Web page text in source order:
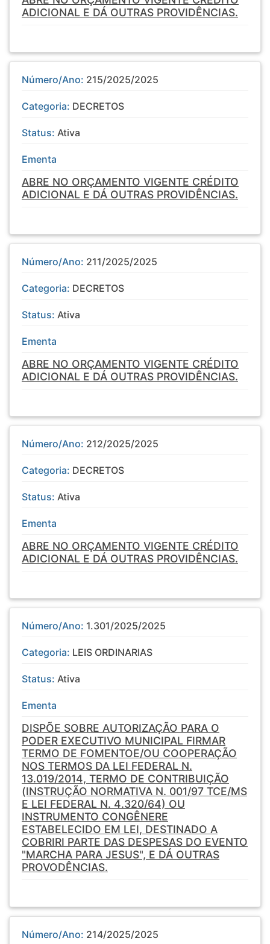
ADICIONAL E DÁ OUTRAS PROVIDÊNCIAS.
Número/Ano: 215/2025/2025
Categoria: DECRETOS
Status: Ativa
Ementa
ABRE NO ORÇAMENTO VIGENTE CRÉDITO
ADICIONAL E DÁ OUTRAS PROVIDÊNCIAS.
Número/Ano: 211/2025/2025
Categoria: DECRETOS
Status: Ativa
Ementa
ABRE NO ORÇAMENTO VIGENTE CRÉDITO
ADICIONAL E DÁ OUTRAS PROVIDÊNCIAS.
Número/Ano: 212/2025/2025
Categoria: DECRETOS
Status: Ativa
Ementa
ABRE NO ORÇAMENTO VIGENTE CRÉDITO
ADICIONAL E DÁ OUTRAS PROVIDÊNCIAS.
Número/Ano: 1.301/2025/2025
Categoria: LEIS ORDINARIAS
Status: Ativa
Ementa
DISPÕE SOBRE AUTORIZAÇÃO PARA O
PODER EXECUTIVO MUNICIPAL FIRMAR
TERMO DE FOMENTOE/OU COOPERAÇÃO
NOS TERMOS DA LEI FEDERAL N.
13.019/2014, TERMO DE CONTRIBUIÇÃO
(INSTRUÇÃO NORMATIVA N. 001/97 TCE/MS
E LEI FEDERAL N. 4.320/64) OU
INSTRUMENTO CONGÊNERE
ESTABELECIDO EM LEI, DESTINADO A
COBRIRI PARTE DAS DESPESAS DO EVENTO
"MARCHA PARA JESUS", E DÁ OUTRAS
PROVODÊNCIAS.
Número/Ano: 214/2025/2025